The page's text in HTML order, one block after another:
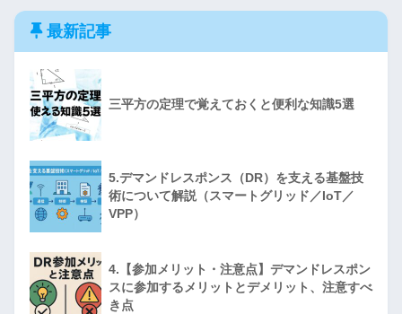
最新記事
三平方の定理で覚えておくと便利な知識5選
5.デマンドレスポンス（DR）を支える基盤技
術について解説（スマートグリッド／IoT／
VPP）
4.【参加メリット・注意点】デマンドレスポン
スに参加するメリットとデメリット、注意すべ
き点